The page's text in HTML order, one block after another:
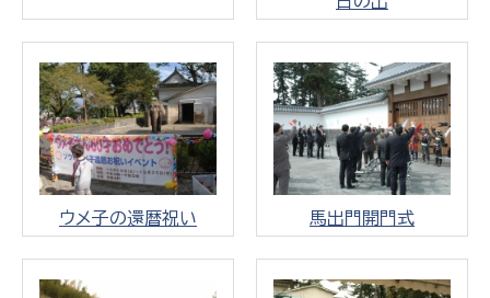
ウメ子の還暦祝い 馬出門開門式